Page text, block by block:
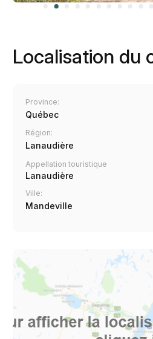
Localisation du
Province:
Québec
Région:
Lanaudière
Appellation touristique
Lanaudière
Ville:
Mandeville